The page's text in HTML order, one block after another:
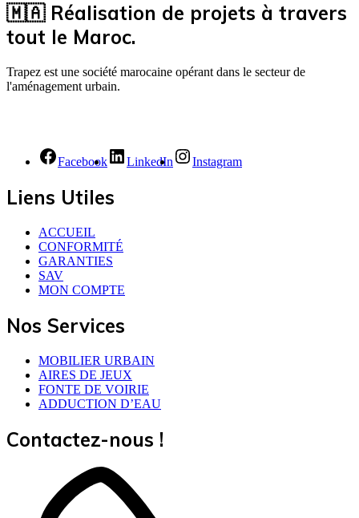
🇲🇦 Réalisation de projets à travers
tout le Maroc.
Trapez est une société marocaine opérant dans le secteur de
l'aménagement urbain.
Facebook LinkedIn Instagram
Liens Utiles
ACCUEIL
CONFORMITÉ
GARANTIES
SAV
MON COMPTE
Nos Services
MOBILIER URBAIN
AIRES DE JEUX
FONTE DE VOIRIE
ADDUCTION D’EAU
Contactez-nous !